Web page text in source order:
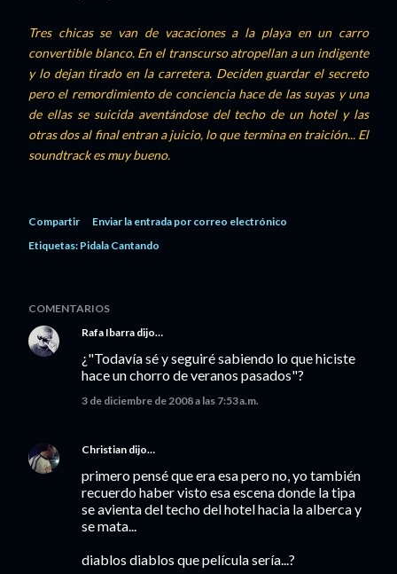
Tres chicas se van de vacaciones a la playa en un carro
convertible blanco. En el transcurso atropellan a un indigente
y lo dejan tirado en la carretera. Deciden guardar el secreto
pero el remordimiento de conciencia hace de las suyas y una
de ellas se suicida aventándose del techo de un hotel y las
otras dos al final entran a juicio, lo que termina en traición... El
soundtrack es muy bueno.
Compartir
Enviar la entrada por correo electrónico
Etiquetas: Pidala Cantando
COMENTARIOS
Rafa Ibarra dijo…
¿"Todavía sé y seguiré sabiendo lo que hiciste
hace un chorro de veranos pasados"?
3 de diciembre de 2008 a las 7:53 a.m.
Christian dijo…
primero pensé que era esa pero no, yo también
recuerdo haber visto esa escena donde la tipa
se avienta del techo del hotel hacia la alberca y
se mata...
diablos diablos que película sería...?